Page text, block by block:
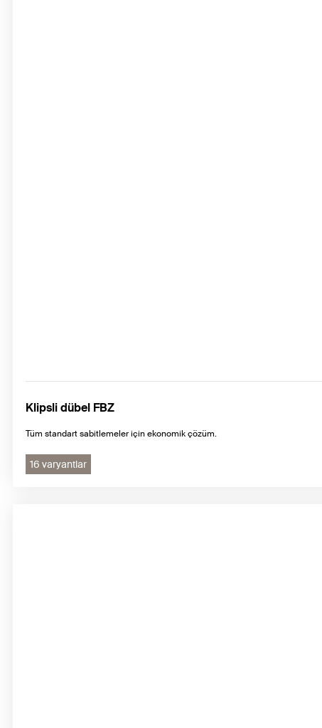
Klipsli dübel FBZ
Tüm standart sabitlemeler için ekonomik çözüm.
16 varyantlar